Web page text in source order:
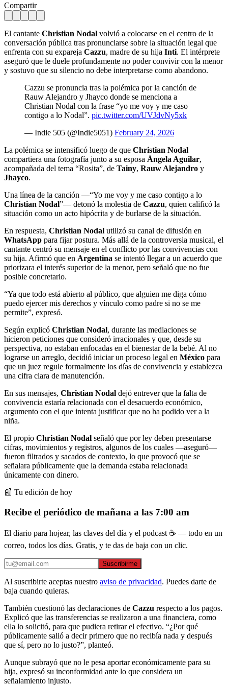
Compartir
El cantante Christian Nodal volvió a colocarse en el centro de la
conversación pública tras pronunciarse sobre la situación legal que
enfrenta con su expareja Cazzu, madre de su hija Inti. El intérprete
aseguró que le duele profundamente no poder convivir con la menor
y sostuvo que su silencio no debe interpretarse como abandono.
Cazzu se pronuncia tras la polémica por la canción de
Rauw Alejandro y Jhayco donde se menciona a
Christian Nodal con la frase “yo me voy y me caso
contigo a lo Nodal”. pic.twitter.com/UVJdvNy5xk
— Indie 505 (@Indie5051) February 24, 2026
La polémica se intensificó luego de que Christian Nodal
compartiera una fotografía junto a su esposa Ángela Aguilar,
acompañada del tema “Rosita”, de Tainy, Rauw Alejandro y
Jhayco.
Una línea de la canción —“Yo me voy y me caso contigo a lo
Christian Nodal”— detonó la molestia de Cazzu, quien calificó la
situación como un acto hipócrita y de burlarse de la situación.
En respuesta, Christian Nodal utilizó su canal de difusión en
WhatsApp para fijar postura. Más allá de la controversia musical, el
cantante centró su mensaje en el conflicto por las convivencias con
su hija. Afirmó que en Argentina se intentó llegar a un acuerdo que
priorizara el interés superior de la menor, pero señaló que no fue
posible concretarlo.
“Ya que todo está abierto al público, que alguien me diga cómo
puedo ejercer mis derechos y vínculo como padre si no se me
permite”, expresó.
Según explicó Christian Nodal, durante las mediaciones se
hicieron peticiones que consideró irracionales y que, desde su
perspectiva, no estaban enfocadas en el bienestar de la bebé. Al no
lograrse un arreglo, decidió iniciar un proceso legal en México para
que un juez regule formalmente los días de convivencia y establezca
una cifra clara de manutención.
En sus mensajes, Christian Nodal dejó entrever que la falta de
convivencia estaría relacionada con el desacuerdo económico,
argumento con el que intenta justificar que no ha podido ver a la
niña.
El propio Christian Nodal señaló que por ley deben presentarse
cifras, movimientos y registros, algunos de los cuales —aseguró—
fueron filtrados y sacados de contexto, lo que provocó que se
señalara públicamente que la demanda estaba relacionada
únicamente con dinero.
📰 Tu edición de hoy
Recibe el periódico de mañana a las 7:00 am
El diario para hojear, las claves del día y el podcast ☕ — todo en un
correo, todos los días. Gratis, y te das de baja con un clic.
Suscribirme
Al suscribirte aceptas nuestro aviso de privacidad. Puedes darte de
baja cuando quieras.
También cuestionó las declaraciones de Cazzu respecto a los pagos.
Explicó que las transferencias se realizaron a una financiera, como
ella lo solicitó, para que pudiera retirar el efectivo. “¿Por qué
públicamente salió a decir primero que no recibía nada y después
que sí, pero no lo justo?”, planteó.
Aunque subrayó que no le pesa aportar económicamente para su
hija, expresó su inconformidad ante lo que considera un
señalamiento injusto.